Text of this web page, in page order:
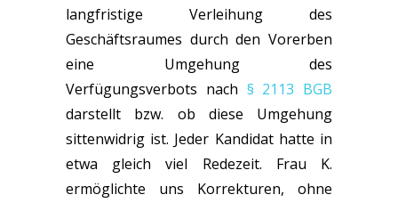
langfristige Verleihung des
Geschäftsraumes durch den Vorerben
eine Umgehung des
Verfügungsverbots nach § 2113 BGB
darstellt bzw. ob diese Umgehung
sittenwidrig ist. Jeder Kandidat hatte in
etwa gleich viel Redezeit. Frau K.
ermöglichte uns Korrekturen, ohne